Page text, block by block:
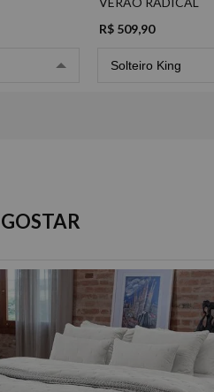
Cartão de crédito Pix
R$ 629,90
de R$ 314,95 sem juros
de R$ 209,96 sem juros
R$ 509,90
Solteiro King